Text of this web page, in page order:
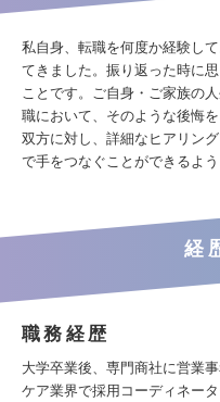
私自身、転職を何度か経験し
てきました。振り返った時に
ことです。ご自身・ご家族の
職において、そのような後悔
双方に対し、詳細なヒアリン
で手をつなぐことができるよ
経
職務経歴
大学卒業後、専門商社に営業
ケア業界で採用コーディネー